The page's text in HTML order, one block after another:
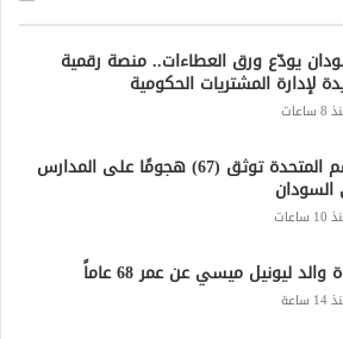
يودّع ورق العطاءات.. منصة رقمية
لإدارة المشتريات الحكومية
الأمم المتحدة توثق (67) هجومًا على المدارس
ساعات
والد ليونيل ميسي عن عمر 68 عاماً
ساعة